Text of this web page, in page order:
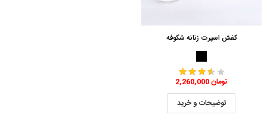
کفش اسپرت زنانه شکوفه
2,260,000 تومان
توضیحات و خرید